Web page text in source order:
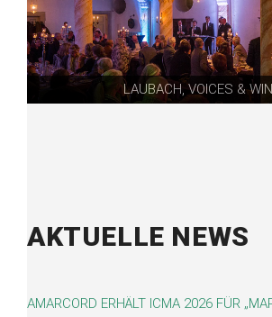
LAUBACH, VOICES &
AKTUELLE NEWS
AMARCORD ERHÄLT ICMA 2026 FÜR